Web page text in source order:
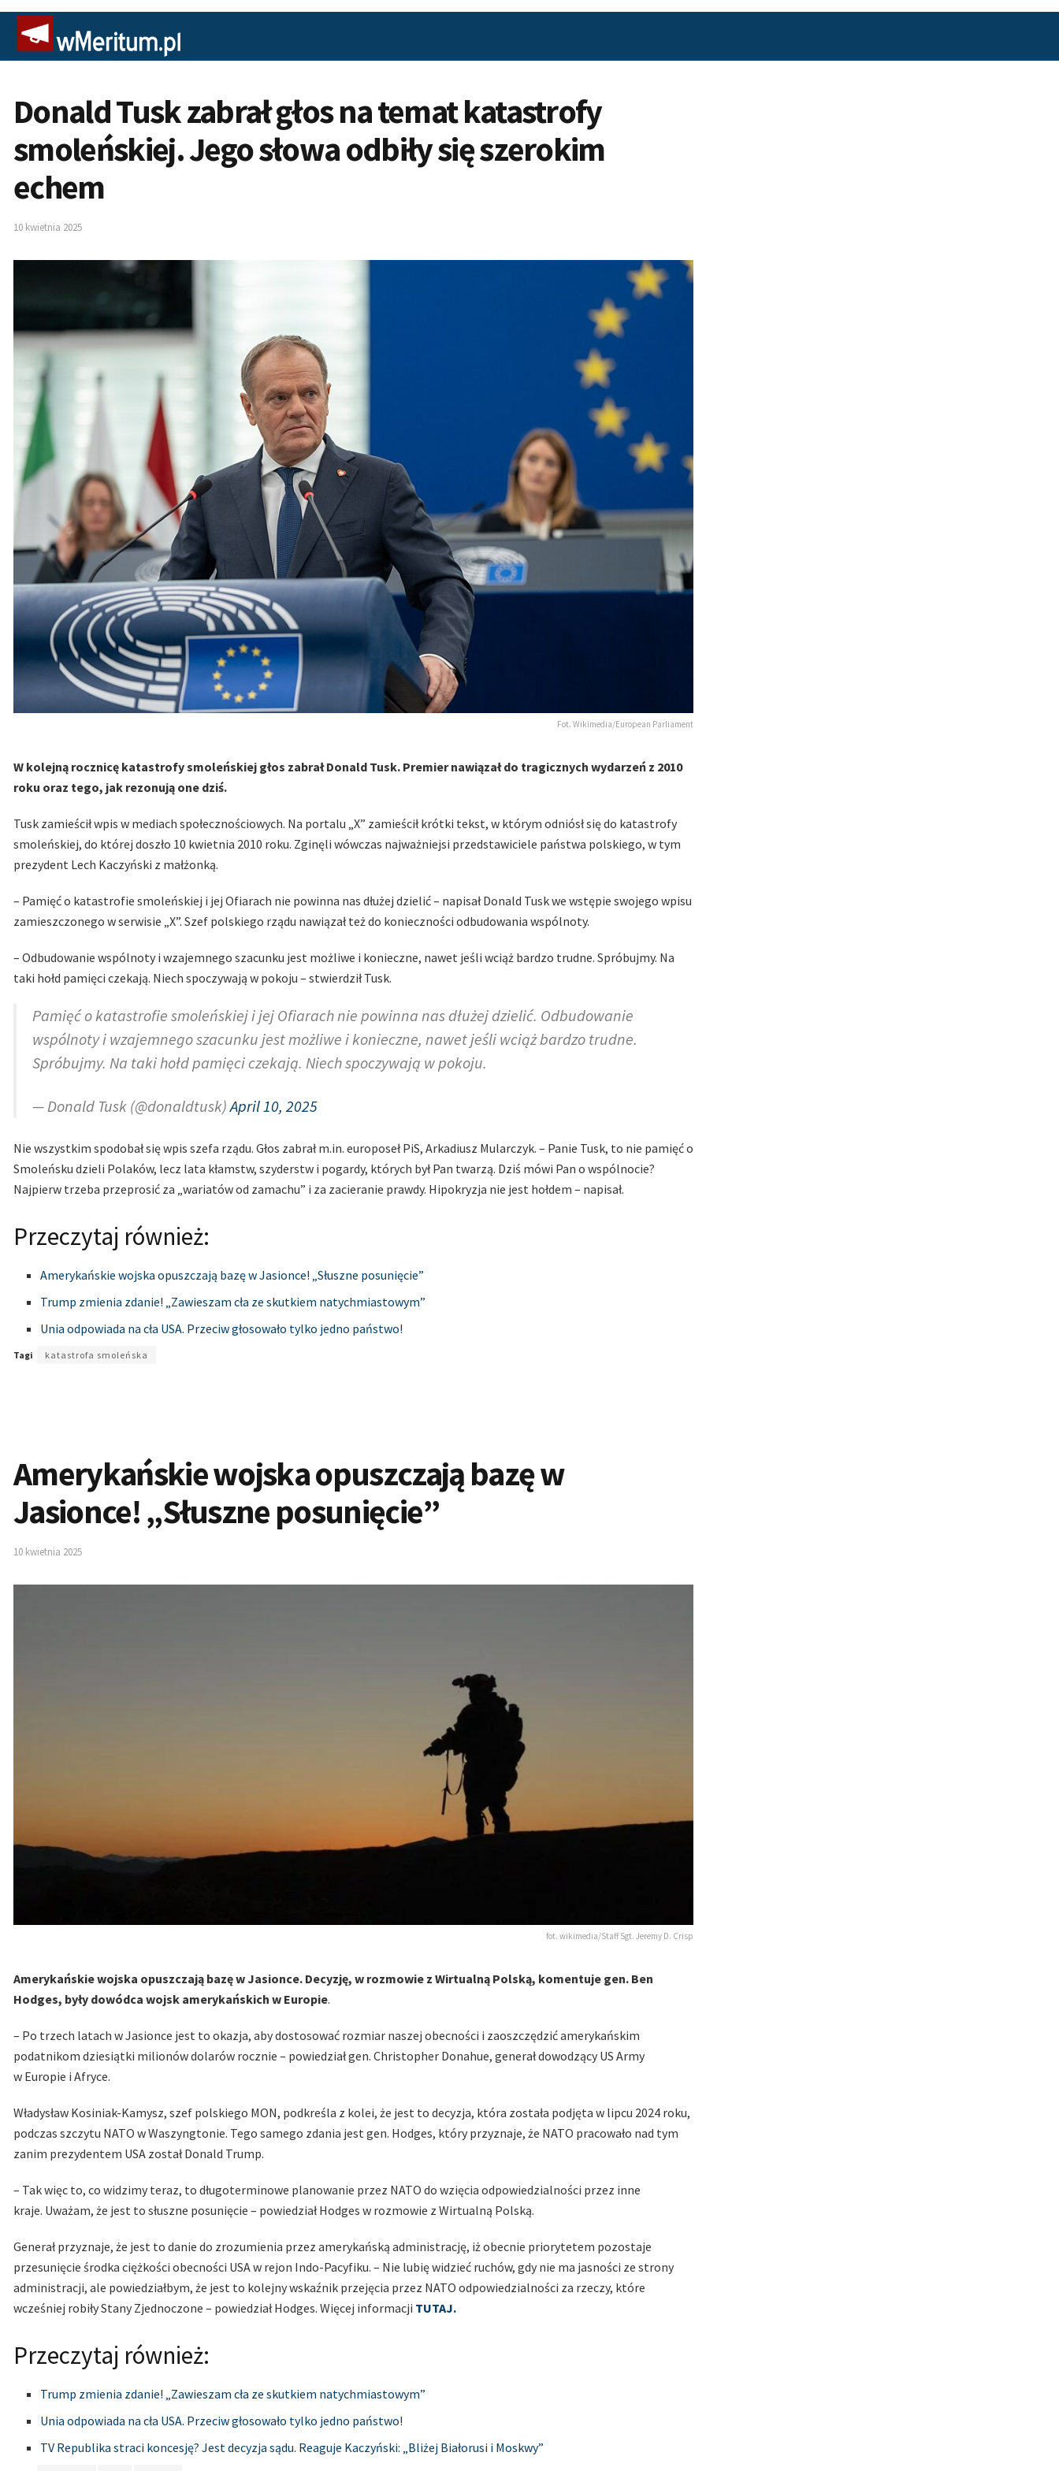
Donald Tusk zabrał głos na temat katastrofy
smoleńskiej. Jego słowa odbiły się szerokim
echem
10 kwietnia 2025
Fot. Wikimedia/European Parliament
W kolejną rocznicę katastrofy smoleńskiej głos zabrał Donald Tusk. Premier nawiązał do tragicznych wydarzeń z 2010
roku oraz tego, jak rezonują one dziś.
Tusk zamieścił wpis w mediach społecznościowych. Na portalu „X” zamieścił krótki tekst, w którym odniósł się do katastrofy
smoleńskiej, do której doszło 10 kwietnia 2010 roku. Zginęli wówczas najważniejsi przedstawiciele państwa polskiego, w tym
prezydent Lech Kaczyński z małżonką.
– Pamięć o katastrofie smoleńskiej i jej Ofiarach nie powinna nas dłużej dzielić – napisał Donald Tusk we wstępie swojego wpisu
zamieszczonego w serwisie „X”. Szef polskiego rządu nawiązał też do konieczności odbudowania wspólnoty.
– Odbudowanie wspólnoty i wzajemnego szacunku jest możliwe i konieczne, nawet jeśli wciąż bardzo trudne. Spróbujmy. Na
taki hołd pamięci czekają. Niech spoczywają w pokoju – stwierdził Tusk.
Pamięć o katastrofie smoleńskiej i jej Ofiarach nie powinna nas dłużej dzielić. Odbudowanie
wspólnoty i wzajemnego szacunku jest możliwe i konieczne, nawet jeśli wciąż bardzo trudne.
Spróbujmy. Na taki hołd pamięci czekają. Niech spoczywają w pokoju.
— Donald Tusk (@donaldtusk)April 10, 2025
Nie wszystkim spodobał się wpis szefa rządu. Głos zabrał m.in. europoseł PiS, Arkadiusz Mularczyk. – Panie Tusk, to nie pamięć o
Smoleńsku dzieli Polaków, lecz lata kłamstw, szyderstw i pogardy, których był Pan twarzą. Dziś mówi Pan o wspólnocie?
Najpierw trzeba przeprosić za „wariatów od zamachu” i za zacieranie prawdy. Hipokryzja nie jest hołdem – napisał.
Przeczytaj również:
Amerykańskie wojska opuszczają bazę w Jasionce! „Słuszne posunięcie”
Trump zmienia zdanie! „Zawieszam cła ze skutkiem natychmiastowym”
Unia odpowiada na cła USA. Przeciw głosowało tylko jedno państwo!
Tagi katastrofa smoleńska
Amerykańskie wojska opuszczają bazę w
Jasionce! „Słuszne posunięcie”
10 kwietnia 2025
fot. wikimedia/Staff Sgt. Jeremy D. Crisp
Amerykańskie wojska opuszczają bazę w Jasionce. Decyzję, w rozmowie z Wirtualną Polską, komentuje gen. Ben
Hodges, były dowódca wojsk amerykańskich w Europie.
– Po trzech latach w Jasionce jest to okazja, aby dostosować rozmiar naszej obecności i zaoszczędzić amerykańskim
podatnikom dziesiątki milionów dolarów rocznie – powiedział gen. Christopher Donahue, generał dowodzący US Army
w Europie i Afryce.
Władysław Kosiniak-Kamysz, szef polskiego MON, podkreśla z kolei, że jest to decyzja, która została podjęta w lipcu 2024 roku,
podczas szczytu NATO w Waszyngtonie. Tego samego zdania jest gen. Hodges, który przyznaje, że NATO pracowało nad tym
zanim prezydentem USA został Donald Trump.
– Tak więc to, co widzimy teraz, to długoterminowe planowanie przez NATO do wzięcia odpowiedzialności przez inne
kraje. Uważam, że jest to słuszne posunięcie – powiedział Hodges w rozmowie z Wirtualną Polską.
Generał przyznaje, że jest to danie do zrozumienia przez amerykańską administrację, iż obecnie priorytetem pozostaje
przesunięcie środka ciężkości obecności USA w rejon Indo-Pacyfiku. – Nie lubię widzieć ruchów, gdy nie ma jasności ze strony
administracji, ale powiedziałbym, że jest to kolejny wskaźnik przejęcia przez NATO odpowiedzialności za rzeczy, które
wcześniej robiły Stany Zjednoczone – powiedział Hodges. Więcej informacji TUTAJ.
Przeczytaj również:
Trump zmienia zdanie! „Zawieszam cła ze skutkiem natychmiastowym”
Unia odpowiada na cła USA. Przeciw głosowało tylko jedno państwo!
TV Republika straci koncesję? Jest decyzja sądu. Reaguje Kaczyński: „Bliżej Białorusi i Moskwy”